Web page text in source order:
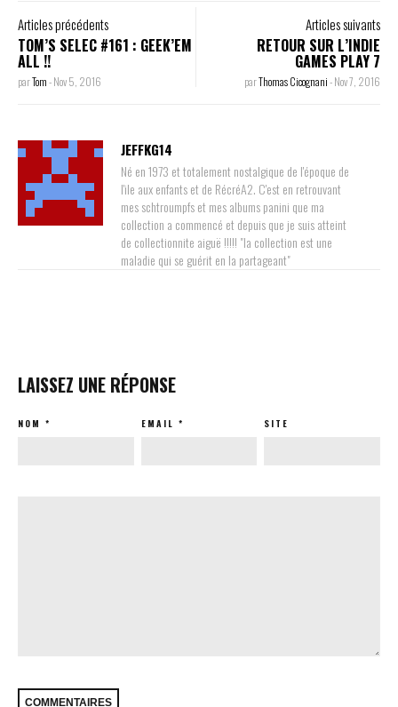
Articles précédents
TOM’S SELEC #161 : GEEK’EM
ALL !!
parTom-Nov 5, 2016
Articles suivants
RETOUR SUR L’INDIE
GAMES PLAY 7
parThomas Cicognani-Nov 7, 2016
JEFFKG14
Né en 1973 et totalement nostalgique de l'époque de
l'ile aux enfants et de RécréA2. C'est en retrouvant
mes schtroumpfs et mes albums panini que ma
collection a commencé et depuis que je suis atteint
de collectionnite aiguë !!!!! "la collection est une
maladie qui se guérit en la partageant"
LAISSEZ UNE RÉPONSE
NOM * EMAIL * SITE